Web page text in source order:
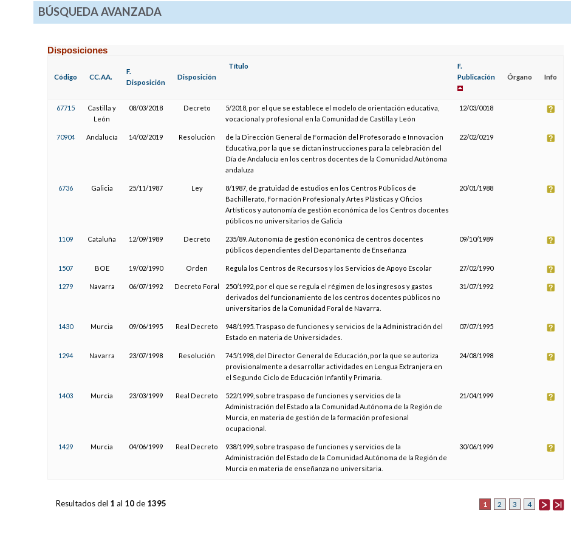
BÚSQUEDA AVANZADA
Disposiciones
Código CC.AA.
F.
Disposición
Disposición
Título
F.
Publicación
Órgano Info
67715
Castilla y
León
08/03/2018 Decreto
5/2018, por el que se establece el modelo de orientación educativa,
vocacional y profesional en la Comunidad de Castilla y León
12/03/0018
70904 Andalucía 14/02/2019 Resolución
de la Dirección General de Formación del Profesorado e Innovación
Educativa, por la que se dictan instrucciones para la celebración del
Día de Andalucía en los centros docentes de la Comunidad Autónoma
andaluza
22/02/0219
6736 Galicia 25/11/1987 Ley
8/1987, de gratuidad de estudios en los Centros Públicos de
Bachillerato, Formación Profesional y Artes Plásticas y Oficios
Artísticos y autonomía de gestión económica de los Centros docentes
públicos no universitarios de Galicia
20/01/1988
1109 Cataluña 12/09/1989 Decreto
235/89. Autonomía de gestión económica de centros docentes
públicos dependientes del Departamento de Enseñanza
09/10/1989
1507 BOE 19/02/1990 Orden Regula los Centros de Recursos y los Servicios de Apoyo Escolar 27/02/1990
1279 Navarra 06/07/1992 Decreto Foral
250/1992, por el que se regula el régimen de los ingresos y gastos
derivados del funcionamiento de los centros docentes públicos no
universitarios de la Comunidad Foral de Navarra.
31/07/1992
1430 Murcia 09/06/1995 Real Decreto
948/1995. Traspaso de funciones y servicios de la Administración del
Estado en materia de Universidades.
07/07/1995
1294 Navarra 23/07/1998 Resolución
745/1998, del Director General de Educación, por la que se autoriza
provisionalmente a desarrollar actividades en Lengua Extranjera en
el Segundo Ciclo de Educación Infantil y Primaria.
24/08/1998
1403 Murcia 23/03/1999 Real Decreto
522/1999, sobre traspaso de funciones y servicios de la
Administración del Estado a la Comunidad Autónoma de la Región de
Murcia, en materia de gestión de la formación profesional
ocupacional.
21/04/1999
1429 Murcia 04/06/1999 Real Decreto
938/1999, sobre traspaso de funciones y servicios de la
Administración del Estado de la Comunidad Autónoma de la Región de
Murcia en materia de enseñanza no universitaria.
30/06/1999
1 2 3 4
Resultados del 1 al 10de 1395